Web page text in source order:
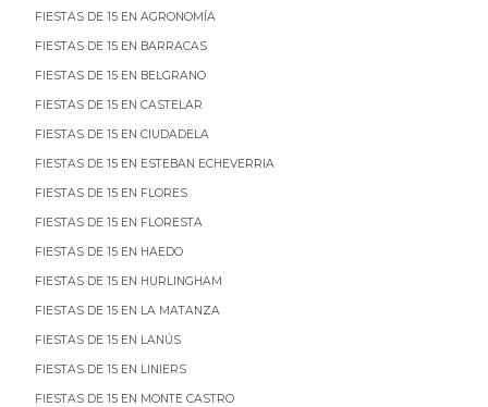
FIESTAS DE 15 EN AGRONOMÍA
FIESTAS DE 15 EN BARRACAS
FIESTAS DE 15 EN BELGRANO
FIESTAS DE 15 EN CASTELAR
FIESTAS DE 15 EN CIUDADELA
FIESTAS DE 15 EN ESTEBAN ECHEVERRIA
FIESTAS DE 15 EN FLORES
FIESTAS DE 15 EN FLORESTA
FIESTAS DE 15 EN HAEDO
FIESTAS DE 15 EN HURLINGHAM
FIESTAS DE 15 EN LA MATANZA
FIESTAS DE 15 EN LANÚS
FIESTAS DE 15 EN LINIERS
FIESTAS DE 15 EN MONTE CASTRO